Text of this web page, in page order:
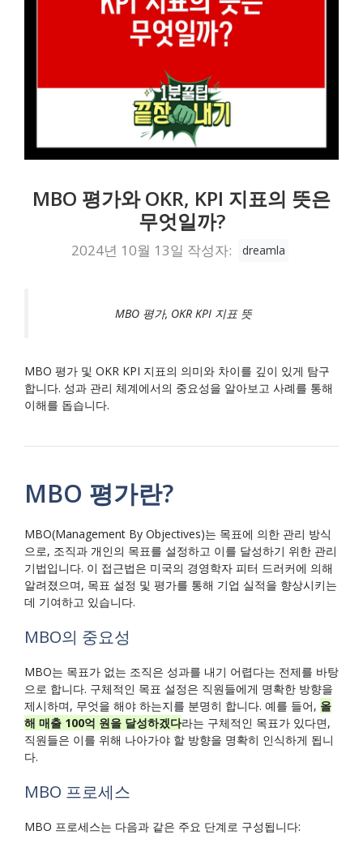
MBO 평가와 OKR, KPI 지표의 뜻은
무엇일까?
2024년 10월 13일 작성자: dreamla
MBO 평가, OKR KPI 지표 뜻
MBO 평가 및 OKR KPI 지표의 의미와 차이를 깊이 있게 탐구
합니다. 성과 관리 체계에서의 중요성을 알아보고 사례를 통해
이해를 돕습니다.
MBO 평가란?
MBO(Management By Objectives)는 목표에 의한 관리 방식
으로, 조직과 개인의 목표를 설정하고 이를 달성하기 위한 관리
기법입니다. 이 접근법은 미국의 경영학자 피터 드러커에 의해
알려졌으며, 목표 설정 및 평가를 통해 기업 실적을 향상시키는
데 기여하고 있습니다.
MBO의 중요성
MBO는 목표가 없는 조직은 성과를 내기 어렵다는 전제를 바탕
으로 합니다. 구체적인 목표 설정은 직원들에게 명확한 방향을
제시하며, 무엇을 해야 하는지를 분명히 합니다. 예를 들어, 올
해 매출 100억 원을 달성하겠다라는 구체적인 목표가 있다면,
직원들은 이를 위해 나아가야 할 방향을 명확히 인식하게 됩니
다.
MBO 프로세스
MBO 프로세스는 다음과 같은 주요 단계로 구성됩니다: